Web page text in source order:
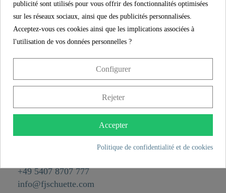
Poids 0,0 kg
19,0 cm
Longueur 22,0 cm
CONTACT
Franz Joseph Schütte GmbH
Hullerweg 1
+49 5407 8707 777
info@fjschuette.com
publicité sont utilisés pour vous offrir des fonctionnalités optimisées
sur les réseaux sociaux, ainsi que des publicités personnalisées.
Acceptez-vous ces cookies ainsi que les implications associées à
l'utilisation de vos données personnelles ?
Configurer
Rejeter
Accepter
Politique de confidentialité et de cookies